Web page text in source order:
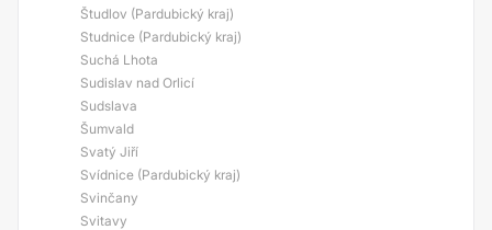
Študlov (Pardubický kraj)
Studnice (Pardubický kraj)
Suchá Lhota
Sudislav nad Orlicí
Sudslava
Šumvald
Svatý Jiří
Svídnice (Pardubický kraj)
Svinčany
Svitavy